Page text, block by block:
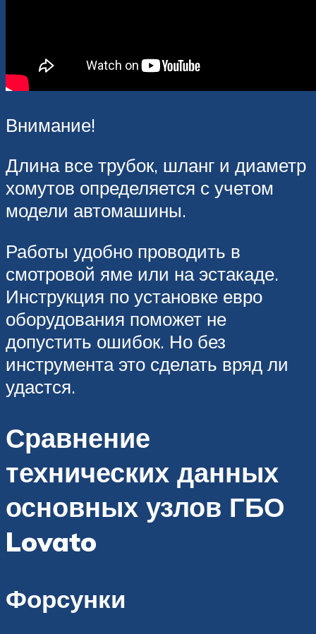
Внимание!
Длина все трубок, шланг и диаметр
хомутов определяется с учетом
модели автомашины.
Работы удобно проводить в
смотровой яме или на эстакаде.
Инструкция по установке евро
оборудования поможет не
допустить ошибок. Но без
инструмента это сделать вряд ли
удастся.
Сравнение
технических данных
основных узлов ГБО
Lovato
Форсунки